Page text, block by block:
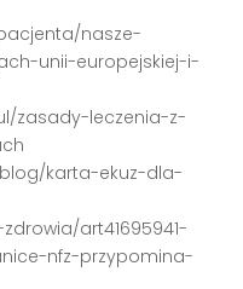
nasze-
unii-europejskiej-i-
zasady-leczenia-z-
karta-ekuz-dla-
art41695941-
nfz-przypomina-